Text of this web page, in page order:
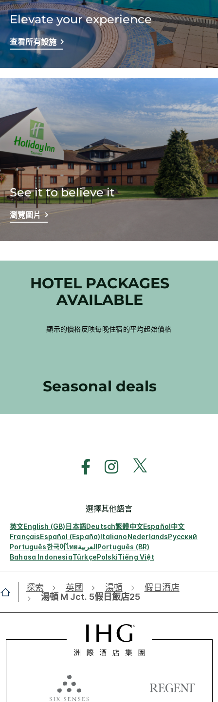
Elevate your experience
查看所有設施
See it to believe it
瀏覽圖片
HOTEL PACKAGES
AVAILABLE
顯示的價格反映每晚住宿的平均起始價格
Seasonal deals
選擇其他語言
英文English (GB)日本語Deutsch繁體中文Español中文
FrançaisEspañol (España)ItalianoNederlandsРусский
Português한국어ไทยالعربيةPortuguês (BR)
Bahasa IndonesiaTürkçePolskiTiếng Việt
探索 英國 湯頓
假日酒店
湯頓 M Jct. 5假日飯店25